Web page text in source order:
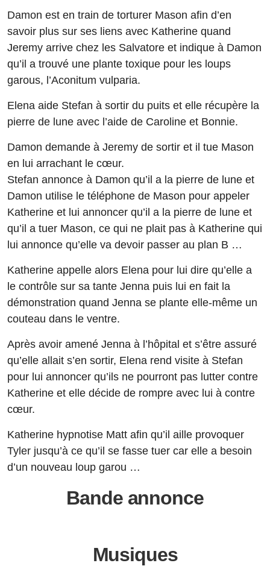
Damon est en train de torturer Mason afin d’en
savoir plus sur ses liens avec Katherine quand
Jeremy arrive chez les Salvatore et indique à Damon
qu’il a trouvé une plante toxique pour les loups
garous, l’Aconitum vulparia.
Elena aide Stefan à sortir du puits et elle récupère la
pierre de lune avec l’aide de Caroline et Bonnie.
Damon demande à Jeremy de sortir et il tue Mason
en lui arrachant le cœur.
Stefan annonce à Damon qu’il a la pierre de lune et
Damon utilise le téléphone de Mason pour appeler
Katherine et lui annoncer qu’il a la pierre de lune et
qu’il a tuer Mason, ce qui ne plait pas à Katherine qui
lui annonce qu’elle va devoir passer au plan B …
Katherine appelle alors Elena pour lui dire qu’elle a
le contrôle sur sa tante Jenna puis lui en fait la
démonstration quand Jenna se plante elle-même un
couteau dans le ventre.
Après avoir amené Jenna à l’hôpital et s’être assuré
qu’elle allait s’en sortir, Elena rend visite à Stefan
pour lui annoncer qu’ils ne pourront pas lutter contre
Katherine et elle décide de rompre avec lui à contre
cœur.
Katherine hypnotise Matt afin qu’il aille provoquer
Tyler jusqu’à ce qu’il se fasse tuer car elle a besoin
d’un nouveau loup garou …
Bande annonce
Musiques